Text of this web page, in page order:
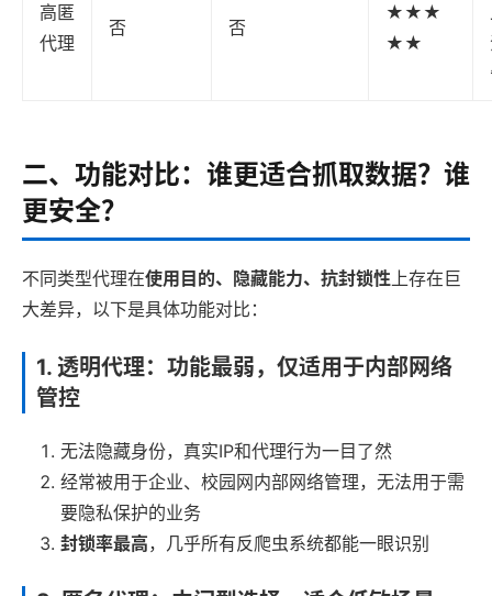
高匿
代理
否 否
★★★
★★
二、功能对比：谁更适合抓取数据？谁
更安全？
不同类型代理在使用目的、隐藏能力、抗封锁性上存在巨
大差异，以下是具体功能对比：
1. 透明代理：功能最弱，仅适用于内部网络
管控
无法隐藏身份，真实IP和代理行为一目了然
经常被用于企业、校园网内部网络管理，无法用于需
要隐私保护的业务
封锁率最高，几乎所有反爬虫系统都能一眼识别